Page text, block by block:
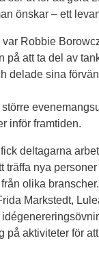
önskar – ett
Robbie
på att ta del av
delade sina
inför framtiden.
deltagarna
träffa nya
olika
Markstedt,
på aktiviteter för